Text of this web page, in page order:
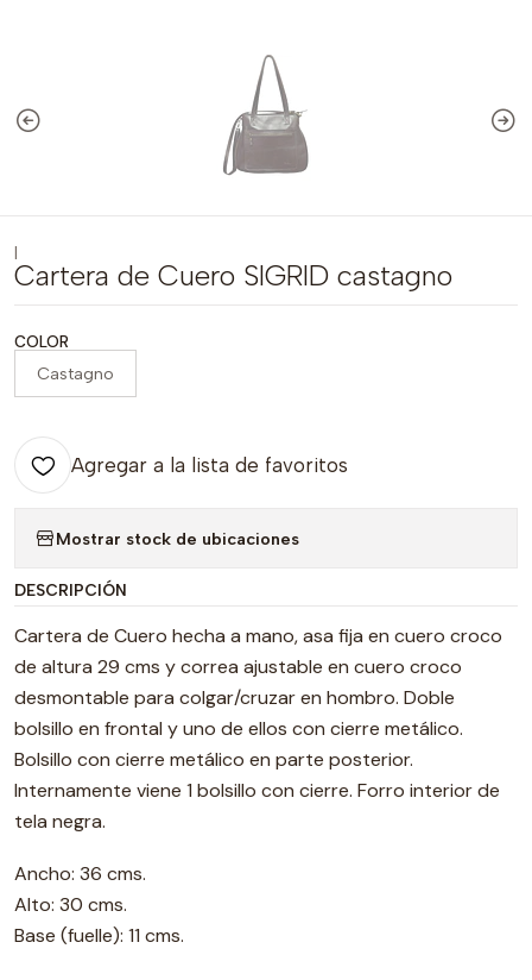
Cartera de Cuero SIGRID castagno
COLOR
Castagno
Agregar a la lista de favoritos
Mostrar stock de ubicaciones
DESCRIPCIÓN
Cartera de Cuero hecha a mano, asa fija en cuero croco
de altura 29 cms y correa ajustable en cuero croco
desmontable para colgar/cruzar en hombro. Doble
bolsillo en frontal y uno de ellos con cierre metálico.
Bolsillo con cierre metálico en parte posterior.
Internamente viene 1 bolsillo con cierre. Forro interior de
tela negra.
Ancho: 36 cms.
Alto: 30 cms.
Base (fuelle): 11 cms.